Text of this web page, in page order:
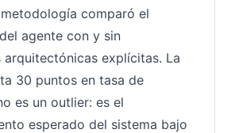
comparó el
agente con y sin
arquitectónicas explícitas. La
30 puntos en tasa de
es un outlier: es el
esperado del sistema bajo